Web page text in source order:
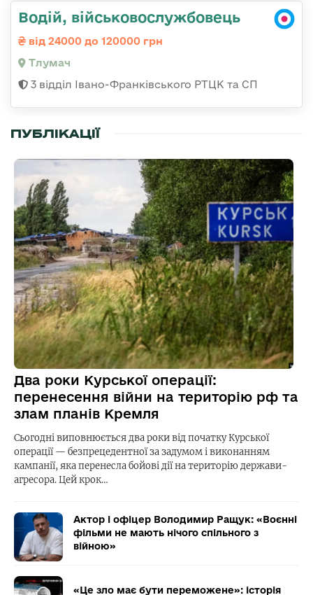
Водій, військовослужбовець
від 24000 до 120000 грн
Тлумач
3 відділ Івано-Франківського РТЦК та СП
ПУБЛІКАЦІЇ
Два роки Курської операції:
перенесення війни на територію рф та
злам планів Кремля
Сьогодні виповнюється два роки від початку Курської
операції — безпрецедентної за задумом і виконанням
кампанії, яка перенесла бойові дії на територію держави-
агресора. Цей крок…
Актор і офіцер Володимир Ращук: «Воєнні
фільми не мають нічого спільного з
війною»
«Це зло має бути переможене»: історія